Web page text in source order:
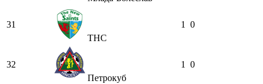
31
ТНС
1 0
32
Петрокуб
1 0